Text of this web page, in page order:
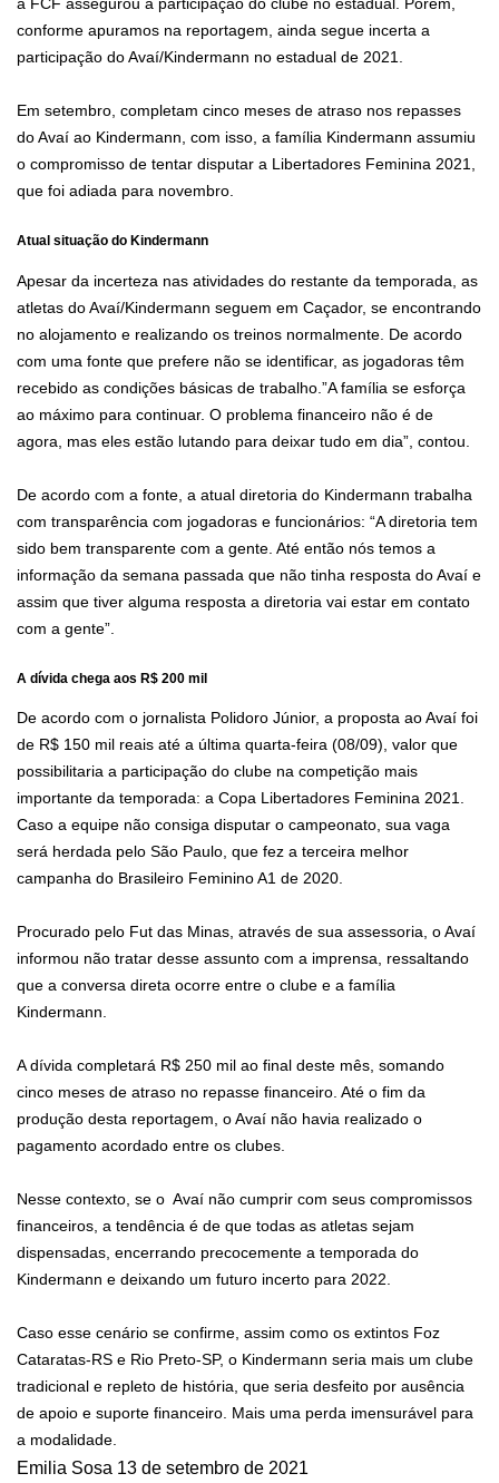
conforme apuramos na reportagem, ainda segue incerta a
participação do Avaí/Kindermann no estadual de 2021.
Em setembro, completam cinco meses de atraso nos repasses
do Avaí ao Kindermann, com isso, a família Kindermann assumiu
o compromisso de tentar disputar a Libertadores Feminina 2021,
que foi adiada para novembro.
Atual situação do Kindermann
Apesar da incerteza nas atividades do restante da temporada, as
atletas do Avaí/Kindermann seguem em Caçador, se encontrando
no alojamento e realizando os treinos normalmente. De acordo
com uma fonte que prefere não se identificar, as jogadoras têm
recebido as condições básicas de trabalho.”A família se esforça
ao máximo para continuar. O problema financeiro não é de
agora, mas eles estão lutando para deixar tudo em dia”, contou.
De acordo com a fonte, a atual diretoria do Kindermann trabalha
com transparência com jogadoras e funcionários: “A diretoria tem
sido bem transparente com a gente. Até então nós temos a
informação da semana passada que não tinha resposta do Avaí e
assim que tiver alguma resposta a diretoria vai estar em contato
com a gente”.
A dívida chega aos R$ 200 mil
De acordo com o jornalista Polidoro Júnior, a proposta ao Avaí foi
de R$ 150 mil reais até a última quarta-feira (08/09), valor que
possibilitaria a participação do clube na competição mais
importante da temporada: a Copa Libertadores Feminina 2021.
Caso a equipe não consiga disputar o campeonato, sua vaga
será herdada pelo São Paulo, que fez a terceira melhor
campanha do Brasileiro Feminino A1 de 2020.
Procurado pelo Fut das Minas, através de sua assessoria, o Avaí
informou não tratar desse assunto com a imprensa, ressaltando
que a conversa direta ocorre entre o clube e a família
Kindermann.
A dívida completará R$ 250 mil ao final deste mês, somando
cinco meses de atraso no repasse financeiro. Até o fim da
produção desta reportagem, o Avaí não havia realizado o
pagamento acordado entre os clubes.
Nesse contexto, se o Avaí não cumprir com seus compromissos
financeiros, a tendência é de que todas as atletas sejam
dispensadas, encerrando precocemente a temporada do
Kindermann e deixando um futuro incerto para 2022.
Caso esse cenário se confirme, assim como os extintos Foz
Cataratas-RS e Rio Preto-SP, o Kindermann seria mais um clube
tradicional e repleto de história, que seria desfeito por ausência
de apoio e suporte financeiro. Mais uma perda imensurável para
a modalidade.
Emilia Sosa 13 de setembro de 2021